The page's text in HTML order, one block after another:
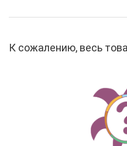
К сожалению, весь